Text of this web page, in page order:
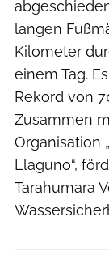
langen
Kilometer
einem Tag.
Rekord von
Zusammen
Organisation
Llaguno“,
Tarahumara